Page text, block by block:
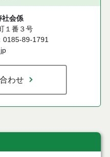
社会係
１番３号
0185-89-1791
わせ